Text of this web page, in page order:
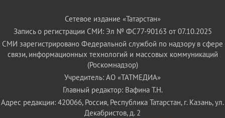
Сетевое издание «Татарстан»
Запись о регистрации СМИ: Эл № ФС77-90163 от 07.10.2025
СМИ зарегистрировано Федеральной службой по надзору в сфере
связи, информационных технологий и массовых коммуникаций
(Роскомнадзор)
Учредитель: АО «ТАТМЕДИА»
Главный редактор: Вафина Т.Н.
Адрес редакции: 420066, Россия, Республика Татарстан, г. Казань, ул.
Декабристов, д. 2